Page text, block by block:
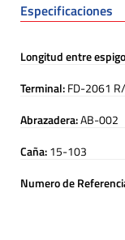
Especificaciones
Longitud entre
Terminal:FD-2061
Abrazadera:AB-002
Caña:15-103
Numero de